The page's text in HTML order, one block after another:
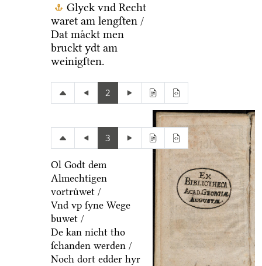
Glyck vnd Recht
waret am lengſten /
Dat maͤckt men
bruckt ydt am
weinigſten.
2
3
Ol Godt dem
Almechtigen
vortruͤwet /
Vnd vp ſyne Wege
buwet /
De kan nicht tho
ſchanden werden /
Noch dort edder hyr